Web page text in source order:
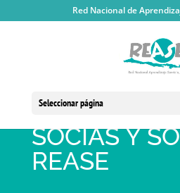
Red Nacional de
Seleccionar página
SOCIAS Y
REASE